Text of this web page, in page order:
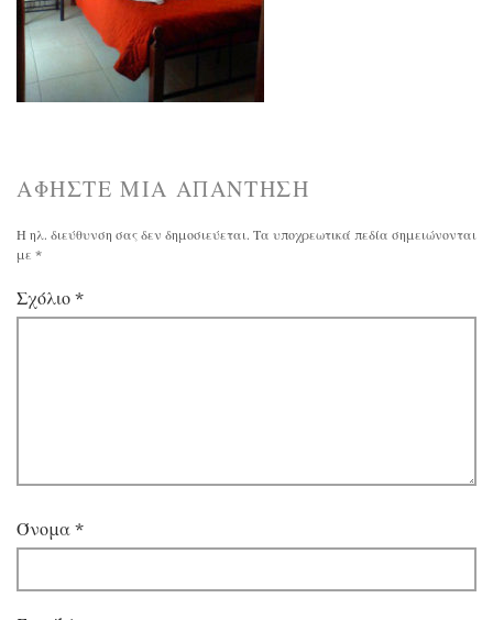
ΑΦΉΣΤΕ ΜΙΑ ΑΠΆΝΤΗΣΗ
Η ηλ. διεύθυνση σας δεν δημοσιεύεται. Τα υποχρεωτικά πεδία σημειώνονται
με *
Σχόλιο *
Όνομα *